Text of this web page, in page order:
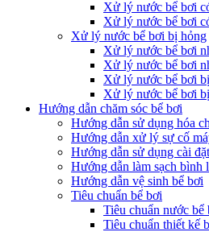
Xử lý nước bể bơi
Xử lý nước bể bơi
Xử lý nước bể bơi bị hỏng
Xử lý nước bể bơi
Xử lý nước bể bơi
Xử lý nước bể bơi
Xử lý nước bể bơi
Hướng dẫn chăm sóc bể bơi
Hướng dẫn sử dụng hóa
Hướng dẫn xử lý sự cố
Hướng dẫn sử dụng cài
Hướng dẫn làm sạch bình
Hướng dẫn vệ sinh bể bơi
Tiêu chuẩn bể bơi
Tiêu chuẩn nước bể
Tiêu chuẩn thiết kế